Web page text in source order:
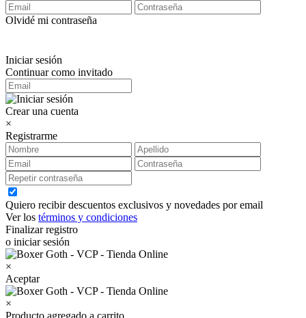
Olvidé mi contraseña
Iniciar sesión
Continuar como invitado
Crear una cuenta
×
Registrarme
Quiero recibir descuentos exclusivos y novedades por email
Ver los términos y condiciones
Finalizar registro
o iniciar sesión
×
Aceptar
×
Producto agregado a carrito